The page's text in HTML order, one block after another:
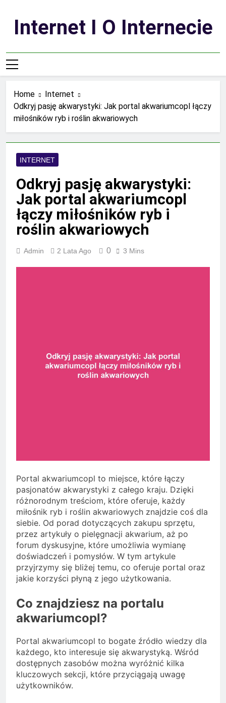
contentInternet I O Internecie
Home
Internet
Odkryj pasję akwarystyki: Jak portal akwariumcopl łączy
miłośników ryb i roślin akwariowych
INTERNET
Odkryj pasję akwarystyki:
Jak portal akwariumcopl
łączy miłośników ryb i
roślin akwariowych
Admin 2 Lata Ago 0 3 Mins
Portal akwariumcopl to miejsce, które łączy
pasjonatów akwarystyki z całego kraju. Dzięki
różnorodnym treściom, które oferuje, każdy
miłośnik ryb i roślin akwariowych znajdzie coś dla
siebie. Od porad dotyczących zakupu sprzętu,
przez artykuły o pielęgnacji akwarium, aż po
forum dyskusyjne, które umożliwia wymianę
doświadczeń i pomysłów. W tym artykule
przyjrzymy się bliżej temu, co oferuje portal oraz
jakie korzyści płyną z jego użytkowania.
Co znajdziesz na portalu
akwariumcopl?
Portal akwariumcopl to bogate źródło wiedzy dla
każdego, kto interesuje się akwarystyką. Wśród
dostępnych zasobów można wyróżnić kilka
kluczowych sekcji, które przyciągają uwagę
użytkowników.